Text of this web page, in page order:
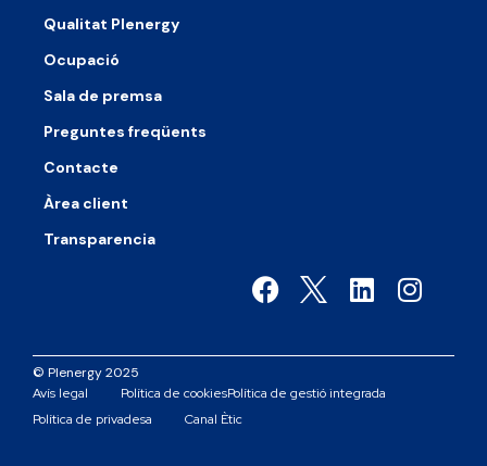
Qualitat Plenergy
Ocupació
Sala de premsa
Preguntes freqüents
Contacte
Àrea client
Transparencia
© Plenergy 2025
Avís legal
Política de cookiesPolítica de gestió integrada
Política de privadesa
Canal Ètic